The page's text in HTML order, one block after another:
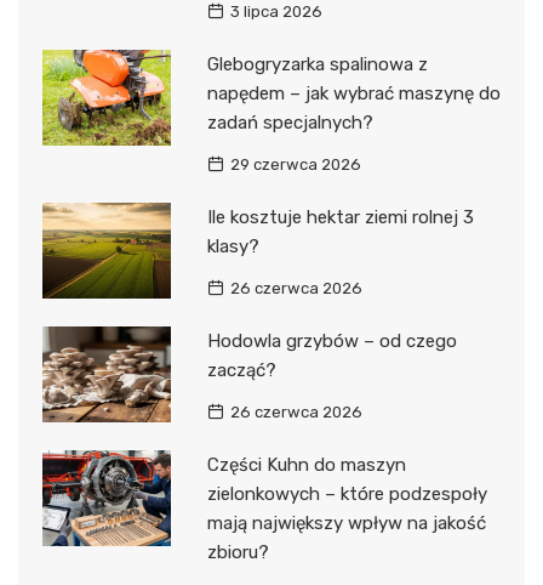
3 lipca 2026
Glebogryzarka spalinowa z
napędem – jak wybrać maszynę do
zadań specjalnych?
29 czerwca 2026
Ile kosztuje hektar ziemi rolnej 3
klasy?
26 czerwca 2026
Hodowla grzybów – od czego
zacząć?
26 czerwca 2026
Części Kuhn do maszyn
zielonkowych – które podzespoły
mają największy wpływ na jakość
zbioru?